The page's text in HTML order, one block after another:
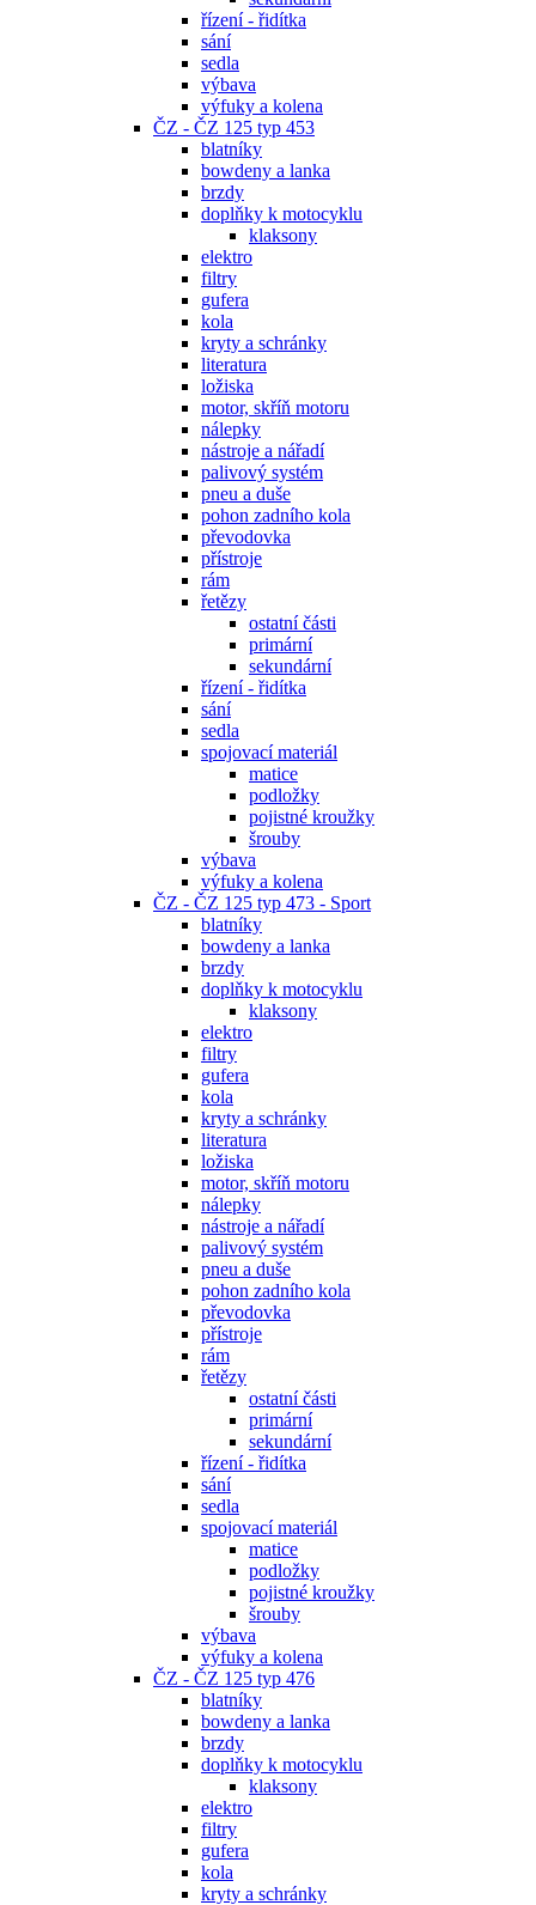
řízení - řidítka
sání
sedla
výbava
výfuky a kolena
ČZ - ČZ 125 typ 453
blatníky
bowdeny a lanka
brzdy
doplňky k motocyklu
klaksony
elektro
filtry
gufera
kola
kryty a schránky
literatura
ložiska
motor, skříň motoru
nálepky
nástroje a nářadí
palivový systém
pneu a duše
pohon zadního kola
převodovka
přístroje
rám
řetězy
ostatní části
primární
sekundární
řízení - řidítka
sání
sedla
spojovací materiál
matice
podložky
pojistné kroužky
šrouby
výbava
výfuky a kolena
ČZ - ČZ 125 typ 473 - Sport
blatníky
bowdeny a lanka
brzdy
doplňky k motocyklu
klaksony
elektro
filtry
gufera
kola
kryty a schránky
literatura
ložiska
motor, skříň motoru
nálepky
nástroje a nářadí
palivový systém
pneu a duše
pohon zadního kola
převodovka
přístroje
rám
řetězy
ostatní části
primární
sekundární
řízení - řidítka
sání
sedla
spojovací materiál
matice
podložky
pojistné kroužky
šrouby
výbava
výfuky a kolena
ČZ - ČZ 125 typ 476
blatníky
bowdeny a lanka
brzdy
doplňky k motocyklu
klaksony
elektro
filtry
gufera
kola
kryty a schránky